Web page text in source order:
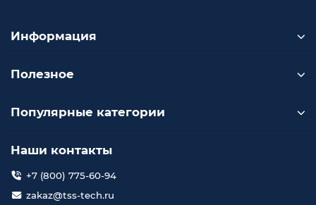
Информация
Полезное
Популярные категории
Наши контакты
+7 (800) 775-60-94
zakaz@tss-tech.ru